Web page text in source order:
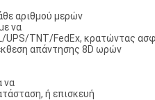
αριθμού μερών
να
UPS/TNT/FedEx, κρατώντας
απάντησης 8D ωρών
να
ή επισκευή